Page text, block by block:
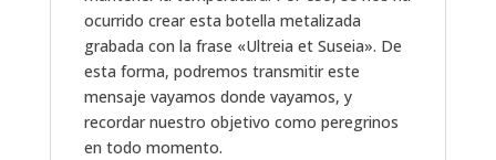
ocurrido crear esta botella metalizada
grabada con la frase «Ultreia et Suseia». De
esta forma, podremos transmitir este
mensaje vayamos donde vayamos, y
recordar nuestro objetivo como peregrinos
en todo momento.